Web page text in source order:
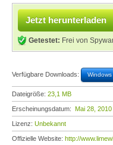
Jetzt herunterladen
Getestet: Frei von
Verfügbare Downloads: Windows
Dateigröße: 23,1 MB
Erscheinungsdatum: Mai 28, 2010
Lizenz: Unbekannt
Offizielle Website: http://